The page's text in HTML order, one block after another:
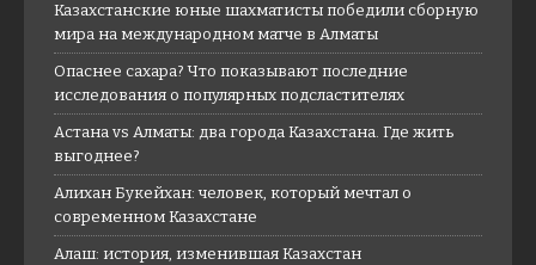
Казахстанские юные шахматисты победили сборную
мира на международном матче в Алматы
Опаснее сахара? Что показывают последние
исследования о популярных подсластителях
Астана vs Алматы: два города Казахстана. Где жить
выгоднее?
Алихан Букейхан: человек, который мечтал о
современном Казахстане
Алаш: история, изменившая Казахстан